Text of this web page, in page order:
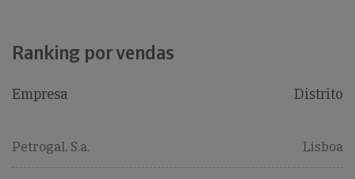
Ranking por vendas
Empresa Distrito
Petrogal, S.a. Lisboa